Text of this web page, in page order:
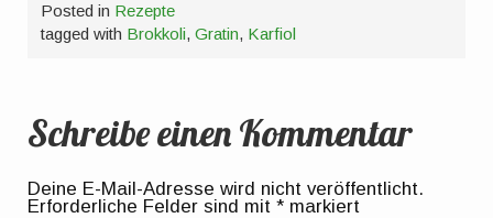
Posted in Rezepte
tagged with Brokkoli,Gratin, Karfiol
Schreibe einen Kommentar
Deine E-Mail-Adresse wird nicht veröffentlicht.
Erforderliche Felder sind mit* markiert